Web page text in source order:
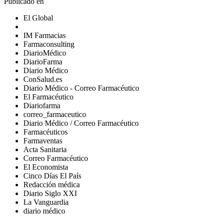
El Global
IM Farmacias
Farmaconsulting
DiarioMédico
DiarioFarma
Diario Médico
ConSalud.es
Diario Médico - Correo Farmacéutico
El Farmacéutico
Diariofarma
correo_farmaceutico
Diario Médico / Correo Farmacéutico
Farmacéuticos
Farmaventas
Acta Sanitaria
Correo Farmacéutico
El Economista
Cinco Días El País
Redacción médica
Diario Siglo XXI
La Vanguardia
diario médico